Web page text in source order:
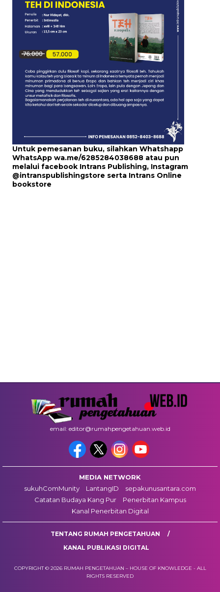
Untuk pemesanan buku, silahkan Whatshapp
WhatsApp wa.me/6285284038688 atau pun
melalui facebook Intrans Publishing, Instagram
@intranspublishingstore serta Intrans Online
bookstore
email: editor@rumahpengetahuan.web.id
MEDIA NETWORK
sukuhComMunity
LantangID
sepakunusantara.com
Catatan Budaya Kang Pur
Penerbitan Kampus
Kanal Penerbitan Digital
TENTANG RUMAH PENGETAHUAN
KANAL PUBLIKASI DIGITAL
COPYRIGHT © 2026 RUMAH PENGETAHUAN – HOUSE OF KNOWLEDGE - ALL
RIGHTS RESERVED